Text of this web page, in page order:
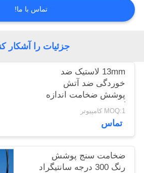
درخواست
نقشه
سایت
PRIVACY
POLICY
تماس با ما!
جزئیات را آشکار
13mm لاستیک ضد
خوردگی ضد آتش
پوشش ضخامت اندازه
گیری TG-6008
MOQ:1 کامپیوتر
تماس
ضخامت سنج پوشش
رنگ 300 درجه سانتیگراد